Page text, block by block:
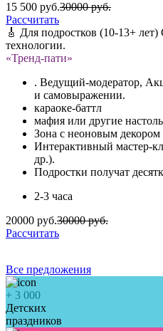
15 500 руб.30000 руб.
Рассчитать
🎸 Для подростков (10-13+ лет)
технологии.
«Тренд-пати»
. Ведущий-модератор,
и самовыражении.
караоке-баттл
мафия или другие
Зона с неоновым декором
Интерактивный мастер-
др.).
Подростки получат
2-3 часа
20000 руб.30000 руб.
Рассчитать
Все предложения
+ 3 000
Детских
праздников